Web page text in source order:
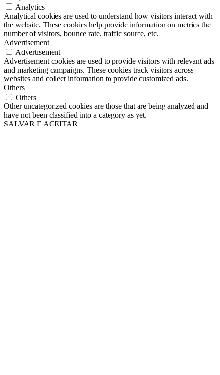
Analytics
Analytical cookies are used to understand how visitors interact with
the website. These cookies help provide information on metrics the
number of visitors, bounce rate, traffic source, etc.
Advertisement
Advertisement
Advertisement cookies are used to provide visitors with relevant ads
and marketing campaigns. These cookies track visitors across
websites and collect information to provide customized ads.
Others
Others
Other uncategorized cookies are those that are being analyzed and
have not been classified into a category as yet.
SALVAR E ACEITAR